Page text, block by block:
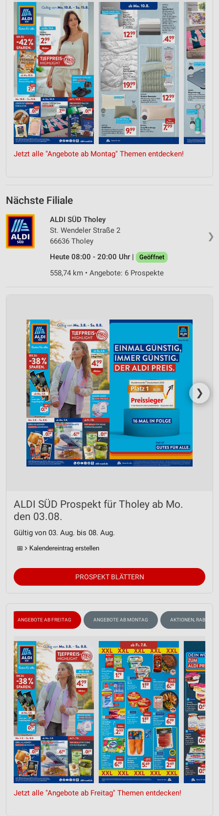
Jetzt alle "Angebote ab Montag" Themen entdecken!
Nächste Filiale
❯
ALDI SÜD Tholey
St. Wendeler Straße 2
66636 Tholey
Heute 08:00 - 20:00 Uhr |
Geöffnet
558,74 km • Angebote: 6 Prospekte
❯
ALDI SÜD Prospekt für Tholey ab Mo.
den 03.08.
Gültig von 03. Aug. bis 08. Aug.
📅 Kalendereintrag erstellen
PROSPEKT BLÄTTERN
ANGEBOTE AB FREITAG ANGEBOTE AB MONTAG AKTIONEN, RABATTE
Jetzt alle "Angebote ab Freitag" Themen entdecken!